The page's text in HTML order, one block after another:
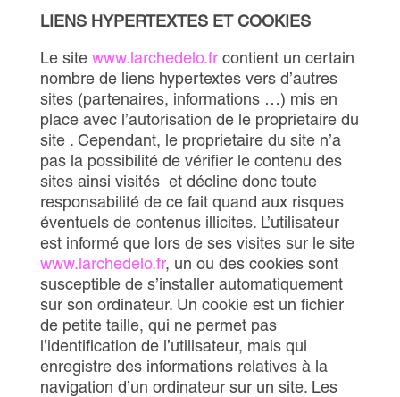
LIENS HYPERTEXTES ET COOKIES
Le site www.larchedelo.frcontient un certain
nombre de liens hypertextes vers d’autres
sites (partenaires, informations …) mis en
place avec l’autorisation de le proprietaire du
site . Cependant, le proprietaire du site n’a
pas la possibilité de vérifier le contenu des
sites ainsi visités et décline donc toute
responsabilité de ce fait quand aux risques
éventuels de contenus illicites. L’utilisateur
est informé que lors de ses visites sur le site
www.larchedelo.fr, un ou des cookies sont
susceptible de s’installer automatiquement
sur son ordinateur. Un cookie est un fichier
de petite taille, qui ne permet pas
l’identification de l’utilisateur, mais qui
enregistre des informations relatives à la
navigation d’un ordinateur sur un site. Les